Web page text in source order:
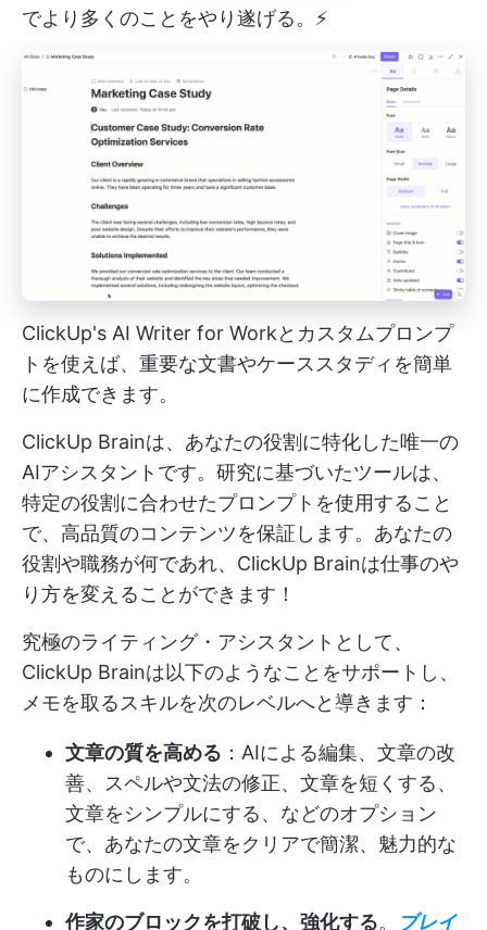
でより多くのことをやり遂げる。⚡️
ClickUp's AI Writer for Workとカスタムプロンプ
トを使えば、重要な文書やケーススタディを簡単
に作成できます。
ClickUp Brainは、あなたの役割に特化した唯一の
AIアシスタントです。研究に基づいたツールは、
特定の役割に合わせたプロンプトを使用すること
で、高品質のコンテンツを保証します。あなたの
役割や職務が何であれ、ClickUp Brainは仕事のや
り方を変えることができます！
究極のライティング・アシスタントとして、
ClickUp Brainは以下のようなことをサポートし、
メモを取るスキルを次のレベルへと導きます：
文章の質を高める ：AIによる編集、文章の改
善、スペルや文法の修正、文章を短くする、
文章をシンプルにする、などのオプション
で、あなたの文章をクリアで簡潔、魅力的な
ものにします。
作家のブロックを打破し、強化する。 ブレイ